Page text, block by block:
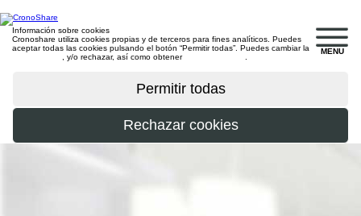
MENU
Información sobre cookies
Cronoshare utiliza cookies propias y de terceros para fines analíticos. Puedes
aceptar todas las cookies pulsando el botón “Permitir todas”. Puedes cambiar la
, y/o rechazar, así como obtener